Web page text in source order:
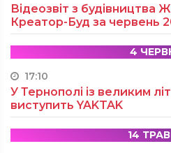
Відеозвіт з будівництва
Креатор-Буд за червень
4
17:10
У Тернополі із великим
виступить YAKTAK
14